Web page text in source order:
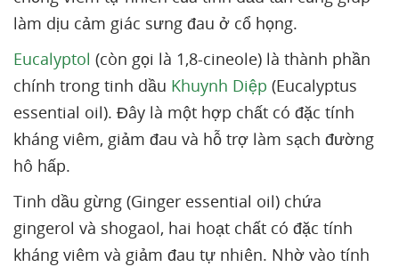
làm dịu cảm giác sưng đau ở cổ họng.
Eucalyptol (còn gọi là 1,8-cineole) là thành phần
chính trong tinh dầu Khuynh Diệp (Eucalyptus
essential oil). Đây là một hợp chất có đặc tính
kháng viêm, giảm đau và hỗ trợ làm sạch đường
hô hấp.
Tinh dầu gừng (Ginger essential oil) chứa
gingerol và shogaol, hai hoạt chất có đặc tính
kháng viêm và giảm đau tự nhiên. Nhờ vào tính